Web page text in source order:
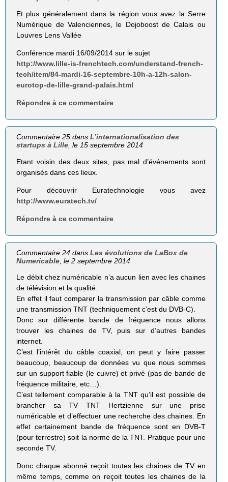
Et plus généralement dans la région vous avez la Serre
Numérique de Valenciennes, le Dojoboost de Calais ou
Louvres Lens Vallée
Conférence mardi 16/09/2014 sur le sujet
http://www.lille-is-frenchtech.com/understand-french-
tech/item/84-mardi-16-septembre-10h-a-12h-salon-
eurotop-de-lille-grand-palais.html
Répondre à ce commentaire
Commentaire 25 dansL’internationalisation des
startups à Lille, le 15 septembre 2014
Etant voisin des deux sites, pas mal d’événements sont
organisés dans ces lieux.
Pour découvrir Euratechnologie vous avez
http://www.euratech.tv/
Répondre à ce commentaire
Commentaire 24 dansLes évolutions de LaBox de
Numericable , le 2 septembre 2014
Le débit chez numéricable n’a aucun lien avec les chaines
de télévision et la qualité.
En effet il faut comparer la transmission par câble comme
une transmission TNT (techniquement c’est du DVB-C).
Donc sur différente bande de fréquence nous allons
trouver les chaines de TV, puis sur d’autres bandes
internet.
C’est l’intérêt du câble coaxial, on peut y faire passer
beaucoup, beaucoup de données vu que nous sommes
sur un support fiable (le cuivre) et privé (pas de bande de
fréquence militaire, etc…).
C’est tellement comparable à la TNT qu’il est possible de
brancher sa TV TNT Hertzienne sur une prise
numéricable et d’effectuer une recherche des chaines. En
effet certainement bande de fréquence sont en DVB-T
(pour terrestre) soit la norme de la TNT. Pratique pour une
seconde TV.
Donc chaque abonné reçoit toutes les chaines de TV en
même temps, comme on reçoit toutes les chaines de la